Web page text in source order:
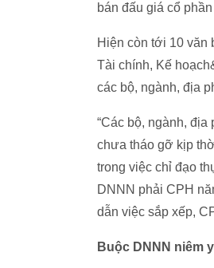
bán đấu giá cổ
Hiện còn tới 10 văn
Tài chính, Kế
các bộ, ngành, địa
“Các bộ, ngành,
chưa tháo gỡ kịp
trong việc chỉ đạo
DNNN phải CPH
dẫn việc sắp xếp,
Buộc DNNN niêm